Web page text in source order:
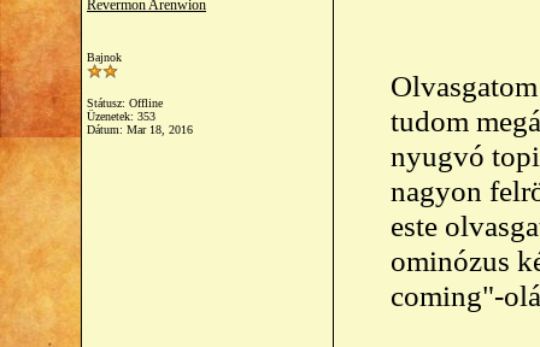
Revermon Arenwion
Bajnok
Státusz: Offline
Üzenetek: 353
Dátum: Mar 18, 2016
tudom
nyugvó
nagyon
este
ominózus
coming"-